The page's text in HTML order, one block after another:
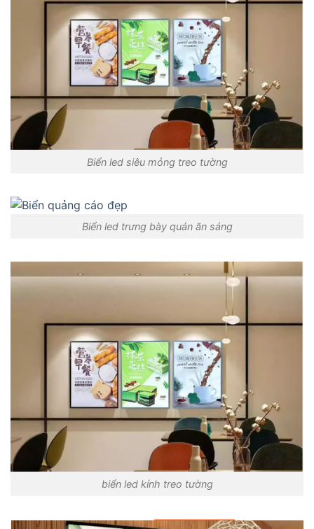
Biển led siêu mỏng treo tường
Biển led trưng bày quán ăn sáng
biển led kính treo tường